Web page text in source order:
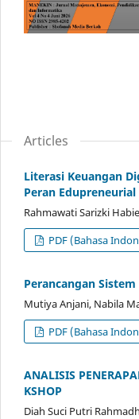
Articles
Literasi Keuangan
Peran
Rahmawati Sarizki Habie
PDF (Bahasa
Perancangan
Mutiya Anjani, Nabila
PDF (Bahasa
ANALISIS
KSHOP
Diah Suci Putri